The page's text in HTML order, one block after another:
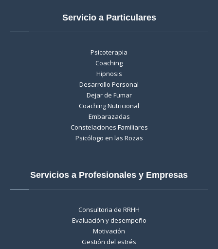
Servicio a Particulares
Psicoterapia
Coaching
Hipnosis
Desarrollo Personal
Dejar de Fumar
Coaching Nutricional
Embarazadas
Constelaciones Familiares
Psicólogo en las Rozas
Servicios a Profesionales y Empresas
Consultoria de RRHH
Evaluación y desempeño
Motivación
Gestión del estrés